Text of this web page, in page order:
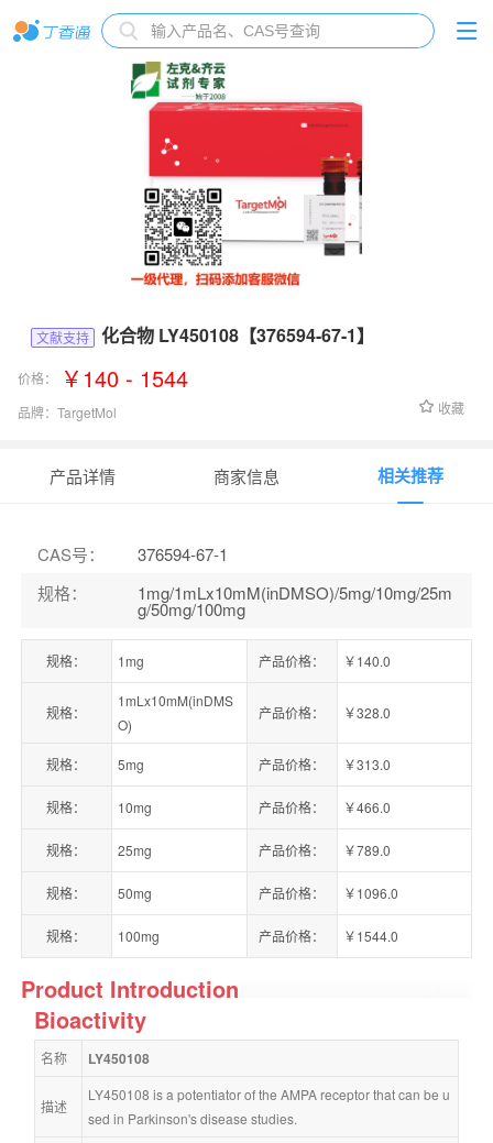
文献支持 化合物 LY450108【376594-67-1】
价格： ￥140 - 1544
品牌： TargetMol 收藏
产品详情 商家信息 相关推荐
CAS号：
376594-67-1
规格： 1mg/1mLx10mM(inDMSO)/5mg/10mg/25m
g/50mg/100mg
规格： 1mg 产品价格： ￥140.0
规格：
1mLx10mM(inDMS
O)
产品价格： ￥328.0
规格： 5mg 产品价格： ￥313.0
规格： 10mg 产品价格： ￥466.0
规格： 25mg 产品价格： ￥789.0
规格： 50mg 产品价格： ￥1096.0
规格： 100mg 产品价格： ￥1544.0
Product Introduction
Bioactivity
名称 LY450108
描述
LY450108 is a potentiator of the AMPA receptor that can be u
sed in Parkinson's disease studies.